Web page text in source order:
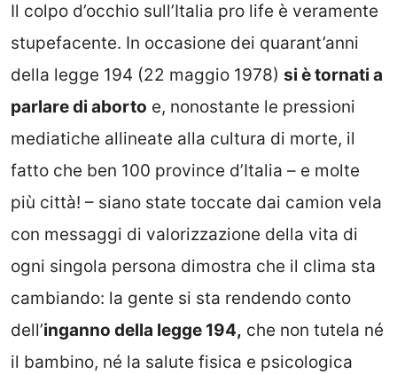
Il colpo d’occhio sull’Italia pro life è veramente
stupefacente. In occasione dei quarant’anni
della legge 194 (22 maggio 1978) si è tornati a
parlare di aborto e, nonostante le pressioni
mediatiche allineate alla cultura di morte, il
fatto che ben 100 province d’Italia – e molte
più città! – siano state toccate dai camion vela
con messaggi di valorizzazione della vita di
ogni singola persona dimostra che il clima sta
cambiando: la gente si sta rendendo conto
dell’inganno della legge 194, che non tutela né
il bambino, né la salute fisica e psicologica